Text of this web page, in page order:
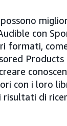
con
formati,
Products
con i loro
risultati di